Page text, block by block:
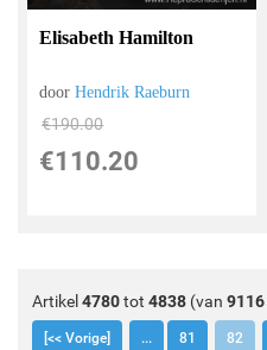
Elisabeth Hamilton
doorHendrik Raeburn
€190.00
€110.20
Artikel 4780tot 4838 (van 9116
[<< Vorige] ... 81 82